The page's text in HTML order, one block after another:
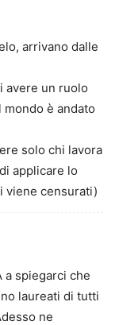
arrivano dalle
avere un ruolo
è andato
solo chi lavora
applicare lo
viene censurati)
a spiegarci che
laureati di tutti
ne